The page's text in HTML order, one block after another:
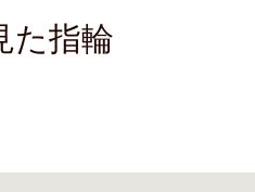
た指輪